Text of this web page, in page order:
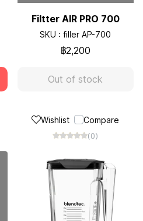
Filtter AIR PRO 700
SKU : filler AP-700
฿2,200
Out of stock
Wishlist Compare
(0)